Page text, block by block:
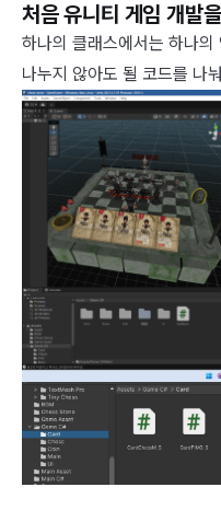
처음 유니티 게임 개발
하나의 클래스에서는 하나
나누지 않아도 될 코드를 나